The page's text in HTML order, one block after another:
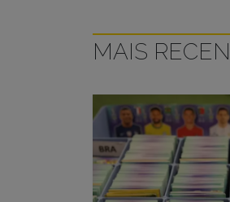
MAIS